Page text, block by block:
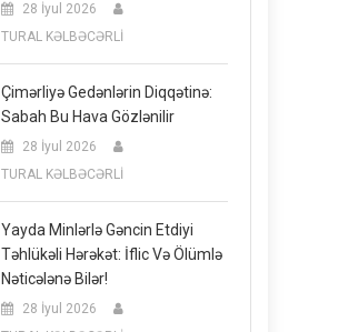
28 İyul 2026
TURAL KƏLBƏCƏRLİ
Çimərliyə Gedənlərin Diqqətinə:
Sabah Bu Hava Gözlənilir
28 İyul 2026
TURAL KƏLBƏCƏRLİ
Yayda Minlərlə Gəncin Etdiyi
Təhlükəli Hərəkət: İflic Və Ölümlə
Nəticələnə Bilər!
28 İyul 2026